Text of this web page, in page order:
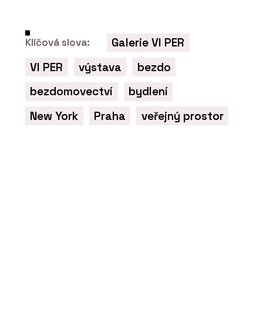
PRODUKTY
Program Artlantis RT²
Klíčová slova:
Galerie VI PER
VI PER
výstava
bezdo
bezdomovectví
bydlení
New York
Praha veřejný prostor